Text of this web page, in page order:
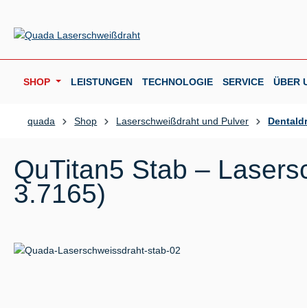
SHOP LEISTUNGEN TECHNOLOGIE SERVICE ÜBER
quada Shop Laserschweißdraht und Pulver
QuTitan5 Stab –
3.7165)
Bildergalerie überspringen